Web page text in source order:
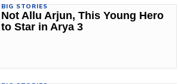
BIG STORIES
Not Allu Arjun, This Young Hero
to Star in Arya 3